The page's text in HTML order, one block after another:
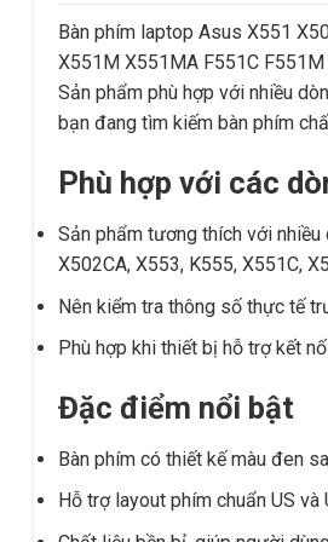
Bàn phím laptop Asus X551
X551M X551MA F551C
Sản phẩm phù hợp với nhiều
bạn đang tìm kiếm bàn phím
Phù hợp với các
Sản phẩm tương thích với
X502CA, X553, K555, X551C,
Nên kiểm tra thông số thực tế
Phù hợp khi thiết bị hỗ trợ kết
Đặc điểm nổi bật
Bàn phím có thiết kế màu đen
Hỗ trợ layout phím chuẩn US